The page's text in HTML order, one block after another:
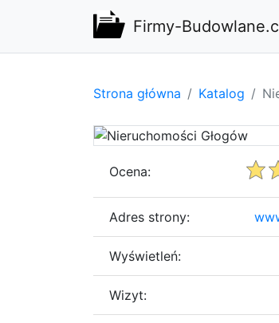
Firmy-
Strona główna Katalog
Ocena:
Adres strony:
Wyświetleń:
Wizyt: